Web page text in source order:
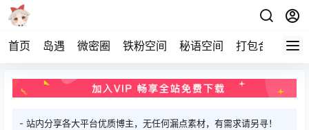
首页 岛遇 微密圈 铁粉空间 秘语空间 打包合集 关
- 站内分享各大平台优质博主，无任何漏点素材，有需求请另寻！